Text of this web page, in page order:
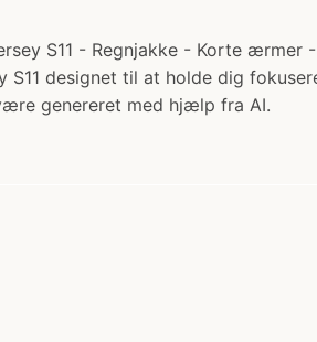
S11 - Regnjakke - Korte
S11 designet til at holde dig
genereret med hjælp fra AI.